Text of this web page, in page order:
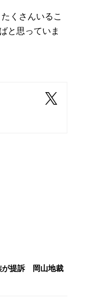
くさんいるこ
と思っていま
が提訴 岡山地裁